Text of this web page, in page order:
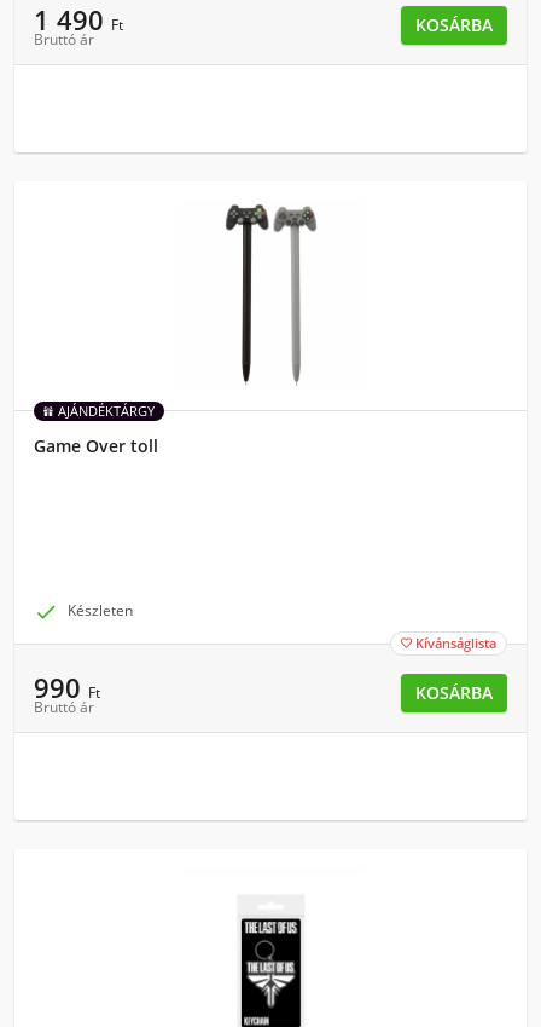
1 490 Ft
Bruttó ár
KOSÁRBA
AJÁNDÉKTÁRGY
Game Over toll
 Készleten
 Kívánságlista
990 Ft
Bruttó ár
KOSÁRBA